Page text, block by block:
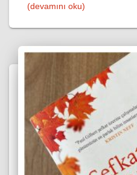
(devamını oku)